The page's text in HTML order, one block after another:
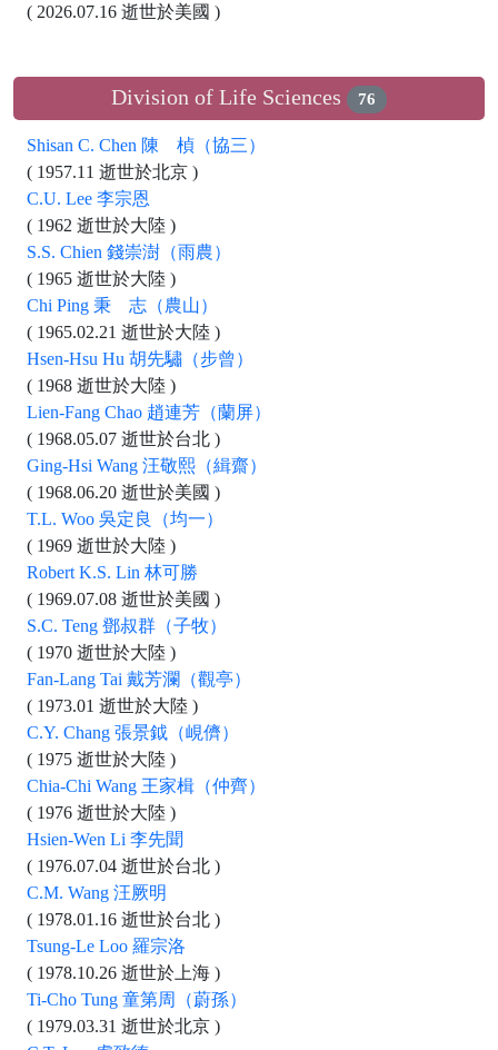
( 2026.07.16 逝世於美國 )
Division of Life Sciences 76
Shisan C. Chen 陳 楨（協三）
( 1957.11 逝世於北京 )
C.U. Lee 李宗恩
( 1962 逝世於大陸 )
S.S. Chien 錢崇澍（雨農）
( 1965 逝世於大陸 )
Chi Ping 秉 志（農山）
( 1965.02.21 逝世於大陸 )
Hsen-Hsu Hu 胡先驌（步曾）
( 1968 逝世於大陸 )
Lien-Fang Chao 趙連芳（蘭屏）
( 1968.05.07 逝世於台北 )
Ging-Hsi Wang 汪敬熙（緝齋）
( 1968.06.20 逝世於美國 )
T.L. Woo 吳定良（均一）
( 1969 逝世於大陸 )
Robert K.S. Lin 林可勝
( 1969.07.08 逝世於美國 )
S.C. Teng 鄧叔群（子牧）
( 1970 逝世於大陸 )
Fan-Lang Tai 戴芳瀾（觀亭）
( 1973.01 逝世於大陸 )
C.Y. Chang 張景鉞（峴儕）
( 1975 逝世於大陸 )
Chia-Chi Wang 王家楫（仲齊）
( 1976 逝世於大陸 )
Hsien-Wen Li 李先聞
( 1976.07.04 逝世於台北 )
C.M. Wang 汪厥明
( 1978.01.16 逝世於台北 )
Tsung-Le Loo 羅宗洛
( 1978.10.26 逝世於上海 )
Ti-Cho Tung 童第周（蔚孫）
( 1979.03.31 逝世於北京 )